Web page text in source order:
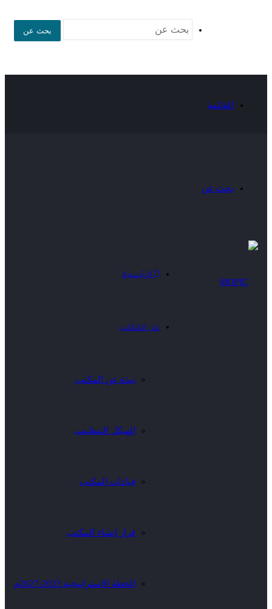
بحث عن
القائمة
بحث عن
الرئيسية
عن المكتب
نبذة عن المكتب
الهيكل التنظيمى
قيادات المكتب
قرار إنشاء المكتب
الخطة الاستراتيجية 2023-2027م